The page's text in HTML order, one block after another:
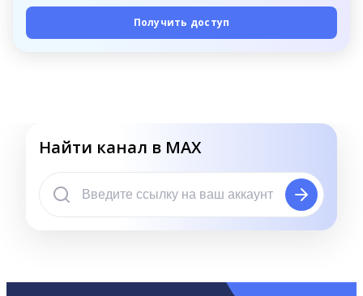
Получить доступ
Найти канал в MAX